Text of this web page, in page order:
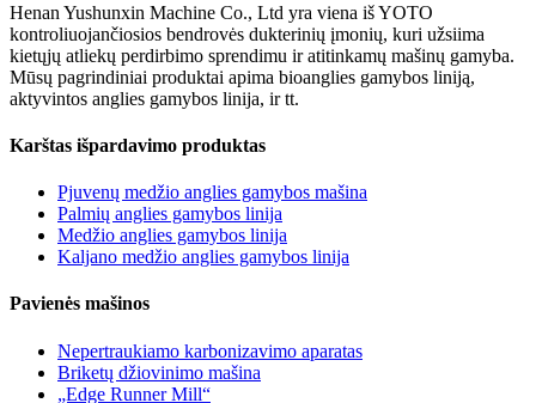
Henan Yushunxin Machine Co., Ltd yra viena iš YOTO
kontroliuojančiosios bendrovės dukterinių įmonių, kuri užsiima
kietųjų atliekų perdirbimo sprendimu ir atitinkamų mašinų gamyba.
Mūsų pagrindiniai produktai apima bioanglies gamybos liniją,
aktyvintos anglies gamybos linija, ir tt.
Karštas išpardavimo produktas
Pjuvenų medžio anglies gamybos mašina
Palmių anglies gamybos linija
Medžio anglies gamybos linija
Kaljano medžio anglies gamybos linija
Pavienės mašinos
Nepertraukiamo karbonizavimo aparatas
Briketų džiovinimo mašina
„Edge Runner Mill“